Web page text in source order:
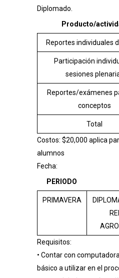
Diplomado.
Producto/
Reportes individuales
Participación
sesiones
Reportes/exámenes
conceptos
Total
Costos: $20,000 aplica
alumnos
Fecha:
PERIODO
PRIMAVERA
Requisitos:
• Contar con
básico a utilizar en el